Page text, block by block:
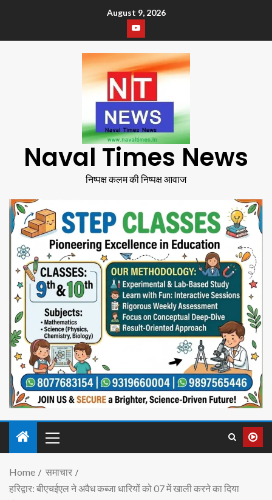
August 9, 2026
Naval Times News
निष्पक्ष कलम की निष्पक्ष आवाज
Home
समाचार
हरिद्वार: बीएचईएल ने अवैध कब्जा धारियों को 07 में खाली करने का दिया